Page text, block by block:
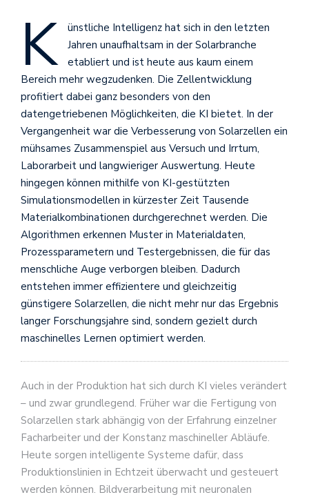
K
ünstliche Intelligenz hat sich in den letzten
Jahren unaufhaltsam in der Solarbranche
etabliert und ist heute aus kaum einem
Bereich mehr wegzudenken. Die Zellentwicklung
profitiert dabei ganz besonders von den
datengetriebenen Möglichkeiten, die KI bietet. In der
Vergangenheit war die Verbesserung von Solarzellen ein
mühsames Zusammenspiel aus Versuch und Irrtum,
Laborarbeit und langwieriger Auswertung. Heute
hingegen können mithilfe von KI-gestützten
Simulationsmodellen in kürzester Zeit Tausende
Materialkombinationen durchgerechnet werden. Die
Algorithmen erkennen Muster in Materialdaten,
Prozessparametern und Testergebnissen, die für das
menschliche Auge verborgen bleiben. Dadurch
entstehen immer effizientere und gleichzeitig
günstigere Solarzellen, die nicht mehr nur das Ergebnis
langer Forschungsjahre sind, sondern gezielt durch
maschinelles Lernen optimiert werden.
Auch in der Produktion hat sich durch KI vieles verändert
– und zwar grundlegend. Früher war die Fertigung von
Solarzellen stark abhängig von der Erfahrung einzelner
Facharbeiter und der Konstanz maschineller Abläufe.
Heute sorgen intelligente Systeme dafür, dass
Produktionslinien in Echtzeit überwacht und gesteuert
werden können. Bildverarbeitung mit neuronalen